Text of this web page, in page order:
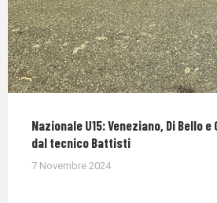
Nazionale U15: Veneziano, Di Bello
dal tecnico Battisti
7 Novembre 2024